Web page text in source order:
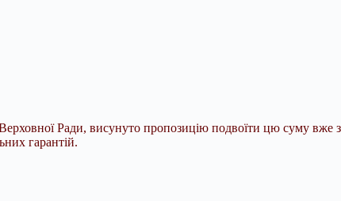
Ради, висунуто пропозицію подвоїти цю суму вже з
гарантій.